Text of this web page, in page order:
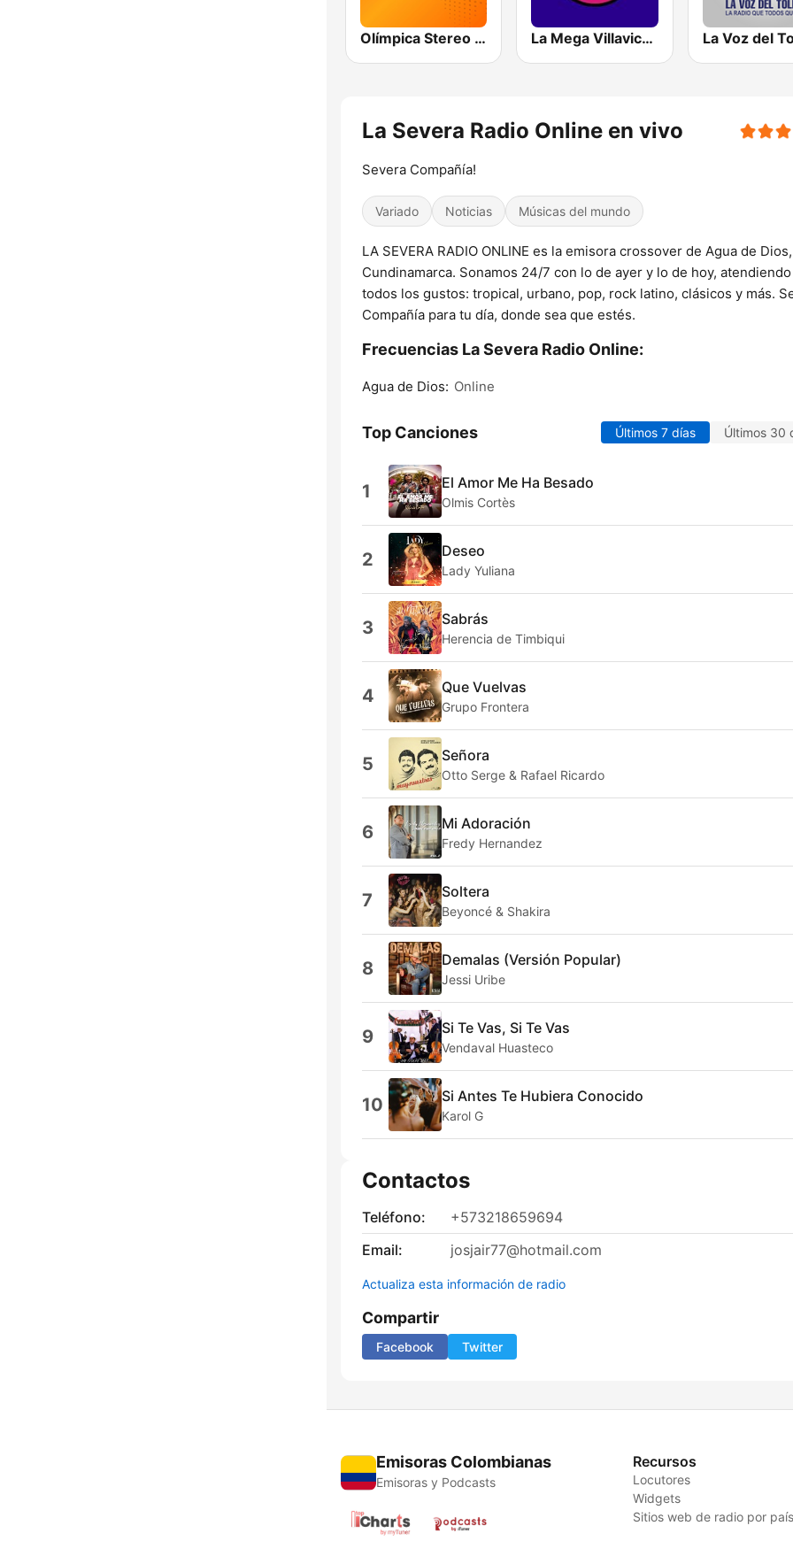
Olímpica Stereo Ibagué 94.3 FM La Mega Villavicencio La Voz del
La Severa Radio Online en vivo
Severa Compañía!
Variado Noticias Músicas del mundo
LA SEVERA RADIO ONLINE es la emisora crossover de Agua de Dios,
Cundinamarca. Sonamos 24/7 con lo de ayer y lo de hoy, atendiendo
todos los gustos: tropical, urbano, pop, rock latino, clásicos y más.
Compañía para tu día, donde sea que estés.
Frecuencias La Severa Radio Online:
Agua de Dios: Online
Top Canciones Últimos 7 días Últimos 30
1 El Amor Me Ha Besado
Olmis Cortès
2 Deseo
Lady Yuliana
3 Sabrás
Herencia de Timbiqui
4 Que Vuelvas
Grupo Frontera
5 Señora
Otto Serge & Rafael Ricardo
6 Mi Adoración
Fredy Hernandez
7 Soltera
Beyoncé & Shakira
8 Demalas (Versión Popular)
Jessi Uribe
9 Si Te Vas, Si Te Vas
Vendaval Huasteco
10 Si Antes Te Hubiera Conocido
Karol G
Contactos
Teléfono:
+573218659694
Email:
josjair77@hotmail.com
Actualiza esta información de radio
Compartir
Facebook Twitter
Emisoras Colombianas
Emisoras y Podcasts
Recursos
Locutores
Widgets
Sitios web de radio por